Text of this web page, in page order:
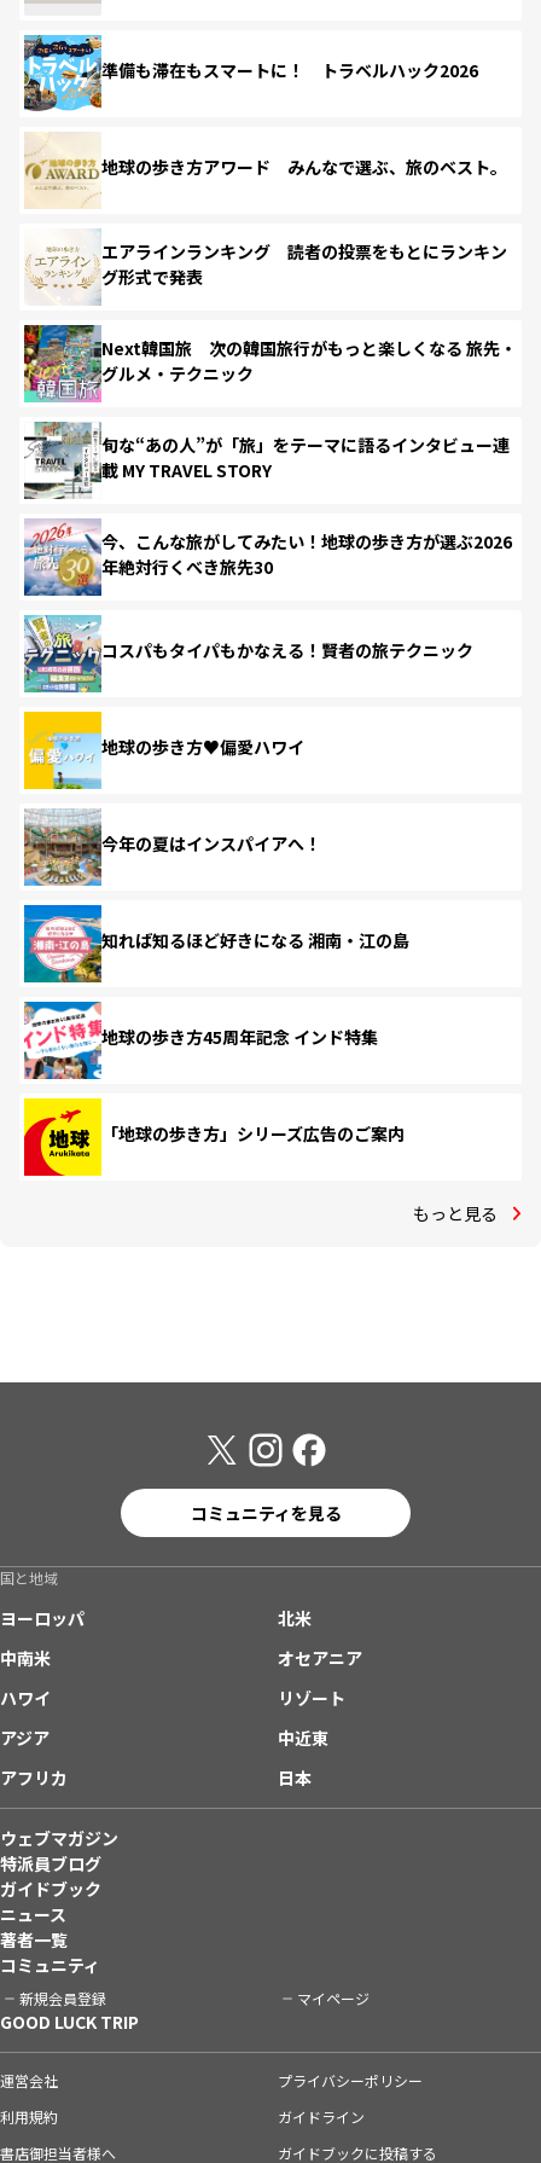
準備も滞在もスマートに！ トラベルハック2026
地球の歩き方アワード みんなで選ぶ、旅のベスト。
エアラインランキング 読者の投票をもとにランキン
グ形式で発表
Next韓国旅 次の韓国旅行がもっと楽しくなる 旅先・
グルメ・テクニック
旬な“あの人”が「旅」をテーマに語るインタビュー連
載 MY TRAVEL STORY
今、こんな旅がしてみたい！地球の歩き方が選ぶ2026
年絶対行くべき旅先30
コスパもタイパもかなえる！賢者の旅テクニック
地球の歩き方♥偏愛ハワイ
今年の夏はインスパイアへ！
知れば知るほど好きになる 湘南・江の島
地球の歩き方45周年記念 インド特集
「地球の歩き方」シリーズ広告のご案内
もっと見る
コミュニティを見る
国と地域
ヨーロッパ
北米
中南米
オセアニア
ハワイ
リゾート
アジア
中近東
アフリカ
日本
ウェブマガジン
特派員ブログ
ガイドブック
ニュース
著者一覧
コミュニティ
新規会員登録 マイページ
GOOD LUCK TRIP
運営会社
プライバシーポリシー
利用規約
ガイドライン
書店御担当者様へ
ガイドブックに投稿する